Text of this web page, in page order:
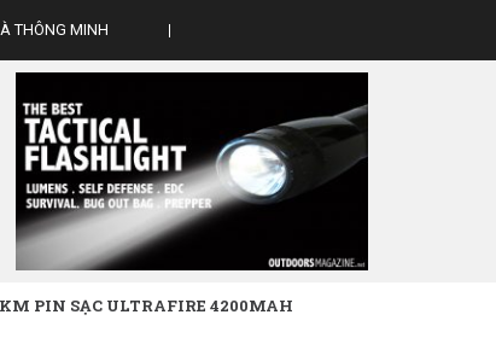
THÔNG MINH
PIN SẠC ULTRAFIRE 4200MAH